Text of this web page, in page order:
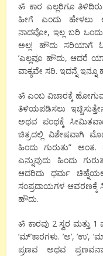
ॐ ಕಾರ ಎಲ್ಲರಿಗೂ
ಹೀಗೆ ಎಂದು ಹೇಳಲು
ನಾದವೋ, ಇಲ್ಲ ಬರಿ
ಅಲ್ಲ! ಹೌದು ಸರಿಯಾಗೆ
’ಎಲ್ಲವೂ ಹೌದು, ಆದರೆ
ವಾಕ್ಯವೇ ಸರಿ. ಇದನ್ನೆ
ॐ ಎಂಬ ವಿಚಾರಕ್ಕೆ
ತಿಳಿಯಪಡಿಸಲು
ಅಥವ ಪಂಥಕ್ಕೆ
ಚಿತ್ರದಲ್ಲಿ ವಿಶೇಷವಾಗಿ
ಹಿಂದು ಗುರುತು”
ಎನ್ನುವುದು ಹಿಂದು
ಆದರಿದು ಧರ್ಮ
ಸಂಪ್ರದಾಯಗಳ
ಹೌದು.
ॐ ಕಾರವು 2 ಸ್ವರ ಮತ್ತು 1
’ಮ್’ಕಾರಗಳು. ’ಅ’, ’ಉ’,
ಪ್ರಣವ ಅಥವ